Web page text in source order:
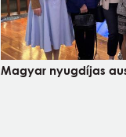
Magyar nyugdíjas